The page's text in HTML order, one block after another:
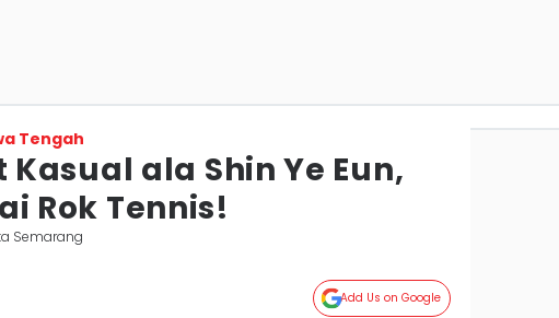
Tengah
Kasual ala Shin Ye Eun,
Rok Tennis!
Semarang
Add Us on Google